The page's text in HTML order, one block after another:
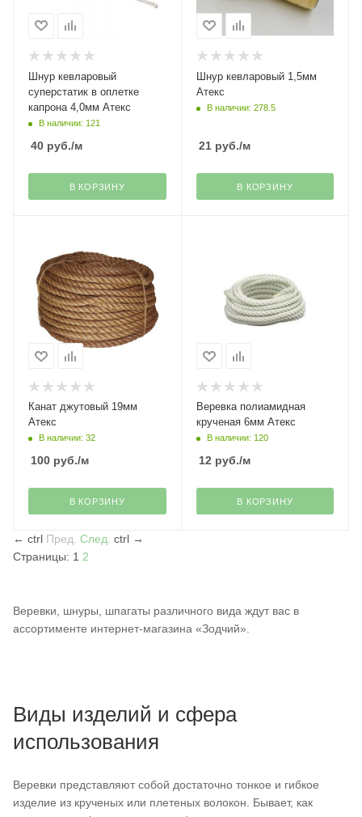
Шнур кевларовый
суперстатик в оплетке
капрона 4,0мм Атекс
В наличии: 121
40 руб./м
В КОРЗИНУ
Шнур кевларовый 1,5мм
Атекс
В наличии: 278.5
21руб./м
В КОРЗИНУ
Канат джутовый 19мм
Атекс
В наличии: 32
100 руб./м
В КОРЗИНУ
Веревка полиамидная
крученая 6мм Атекс
В наличии: 120
12 руб./м
В КОРЗИНУ
← ctrl Пред. След. ctrl →
Страницы: 1 2
Веревки, шнуры, шпагаты различного вида ждут вас в
ассортименте интернет-магазина «Зодчий».
Виды изделий и сфера
использования
Веревки представляют собой достаточно тонкое и гибкое
изделие из крученых или плетеных волокон. Бывает, как